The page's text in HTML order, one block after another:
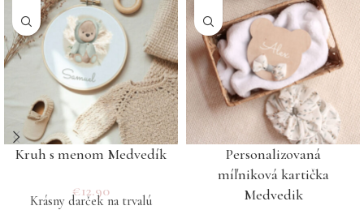
Kruh s menom Medvedík
€12.90
Krásny darček na trvalú
Personalizovaná
míľniková kartička
Medvedik